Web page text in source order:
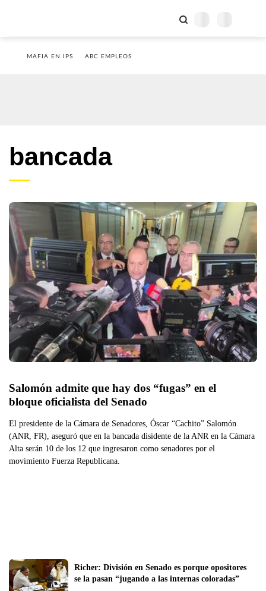
MAFIA EN IPS ABC EMPLEOS
bancada
Salomón admite que hay dos “fugas” en el
bloque oficialista del Senado
El presidente de la Cámara de Senadores, Óscar “Cachito” Salomón
(ANR, FR), aseguró que en la bancada disidente de la ANR en la Cámara
Alta serán 10 de los 12 que ingresaron como senadores por el
movimiento Fuerza Republicana.
Richer: División en Senado es porque opositores
se la pasan “jugando a las internas coloradas”